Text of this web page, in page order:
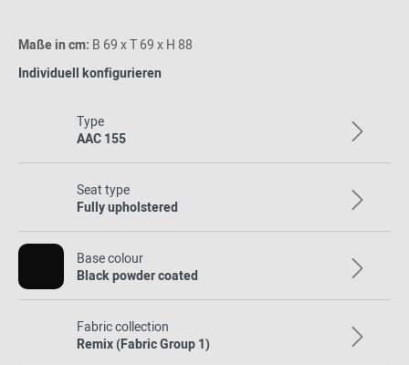
Maße in cm: B 69 x T 69 x H 88
Individuell konfigurieren
Type
AAC 155
Seat type
Fully upholstered
Base colour
Black powder coated
Fabric collection
Remix (Fabric Group 1)